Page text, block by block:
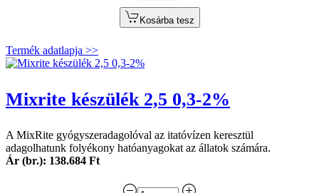
Kosárba tesz
Termék adatlapja >>
Mixrite készülék 2,5 0,3-2%
A MixRite gyógyszeradagolóval az itatóvízen keresztül
adagolhatunk folyékony hatóanyagokat az állatok számára.
Ár (br.): 138.684 Ft